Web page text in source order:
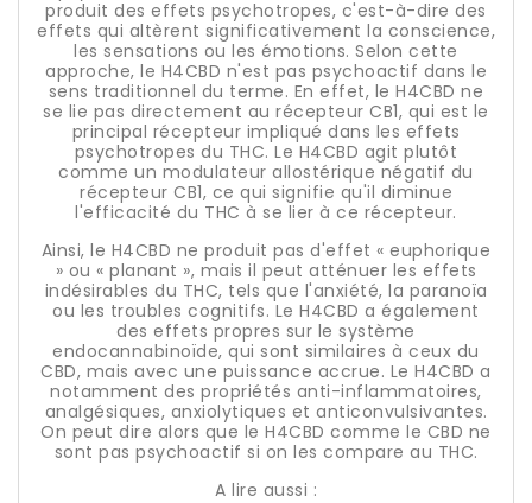
produit des effets psychotropes, c'est-à-dire des
effets qui altèrent significativement la conscience,
les sensations ou les émotions. Selon cette
approche, le H4CBD n'est pas psychoactif dans le
sens traditionnel du terme. En effet, le H4CBD ne
se lie pas directement au récepteur CB1, qui est le
principal récepteur impliqué dans les effets
psychotropes du THC. Le H4CBD agit plutôt
comme un modulateur allostérique négatif du
récepteur CB1, ce qui signifie qu'il diminue
l'efficacité du THC à se lier à ce récepteur.
Ainsi, le H4CBD ne produit pas d'effet « euphorique
» ou « planant », mais il peut atténuer les effets
indésirables du THC, tels que l'anxiété, la paranoïa
ou les troubles cognitifs. Le H4CBD a également
des effets propres sur le système
endocannabinoïde, qui sont similaires à ceux du
CBD, mais avec une puissance accrue. Le H4CBD a
notamment des propriétés anti-inflammatoires,
analgésiques, anxiolytiques et anticonvulsivantes.
On peut dire alors que le H4CBD comme le CBD ne
sont pas psychoactif si on les compare au THC.
A lire aussi :